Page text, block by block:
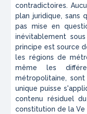
contradictoires.
plan juridique, sans
pas mise en
inévitablement
principe est source
les régions de
même les
métropolitaine,
unique puisse
contenu résiduel
constitution de la Ve